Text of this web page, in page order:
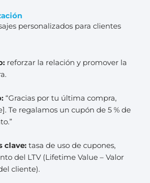
personalizados para clientes
reforzar la relación y promover la
“Gracias por tu última compra,
Te regalamos un cupón de 5 % de
clave:tasa de uso de cupones,
del LTV (Lifetime Value – Valor
cliente).